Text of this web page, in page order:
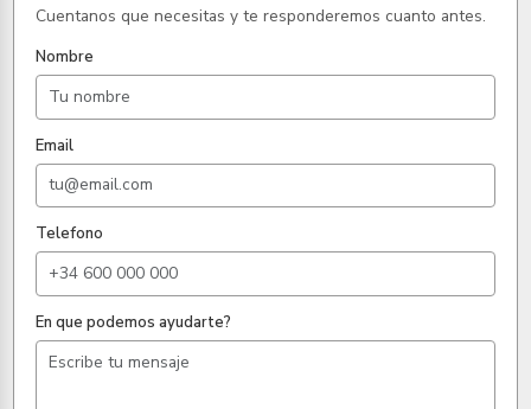
Cuentanos que necesitas y te responderemos cuanto antes.
Nombre
Email
Telefono
En que podemos ayudarte?